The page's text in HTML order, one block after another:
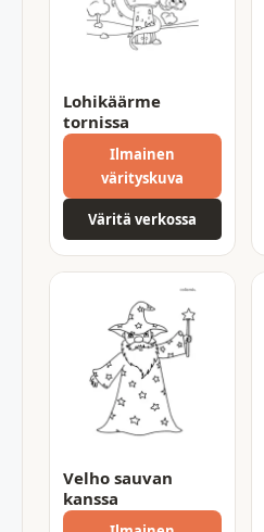
Lohikäärme
tornissa
Ilmainen
värityskuva
Väritä verkossa
Velho sauvan
kanssa